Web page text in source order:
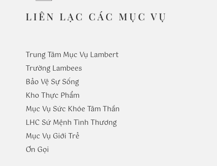
LIÊN LẠC CÁC MỤC VỤ
Trung Tâm Mục Vụ Lambert
Trường Lambees
Bảo Vệ Sự Sống
Kho Thực Phẩm
Mục Vụ Sức Khóe Tâm Thần
LHC Sứ Mệnh Tình Thương
Mục Vụ Giới Trẻ
​Ơn Gọi